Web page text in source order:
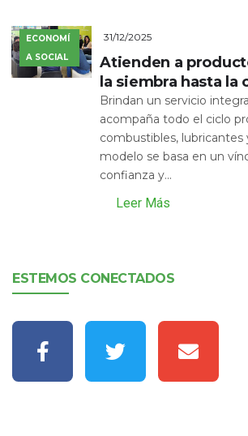
ECONOMÍ
A SOCIAL
31/12/2025
Atienden a
la siembra hasta la
Brindan un servicio
acompaña todo el ciclo
combustibles, lubricantes
modelo se basa en un
confianza y...
Leer Más
ESTEMOS CONECTADOS